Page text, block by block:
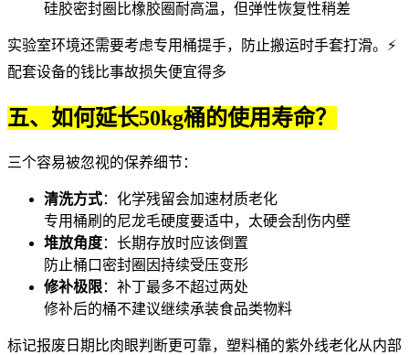
硅胶密封圈比橡胶圈耐高温，但弹性恢复性稍差
实验室环境还需要考虑专用桶提手，防止搬运时手套打滑。⚡
配套设备的钱比事故损失便宜得多
五、如何延长50kg桶的使用寿命？
三个容易被忽视的保养细节：
清洗方式：化学残留会加速材质老化
专用桶刷 的尼龙毛硬度要适中，太硬会刮伤内壁
堆放角度：长期存放时应该倒置
防止桶口密封圈因持续受压变形
修补极限：补丁最多不超过两处
修补后的桶不建议继续承装食品类物料
标记报废日期比肉眼判断更可靠，塑料桶的紫外线老化从内部